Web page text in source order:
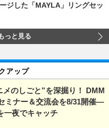
ジした「MAYLA」リングセッ
っと見る
アップ
メのしごと”を深掘り！ DMM
ミナー＆交流会を8/31開催―
一夜でキャッチ